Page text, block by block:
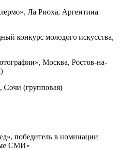
Ла Риоха, Аргентина
конкурс молодого искусства,
Москва, Ростов-на-
(групповая)
победитель в номинации
СМИ»